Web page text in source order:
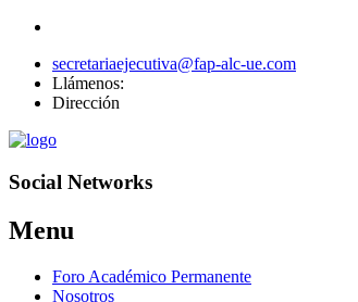
secretariaejecutiva@fap-alc-ue.com
Llámenos:
Dirección
Social Networks
Menu
Skip
Foro Académico Permanente
Nosotros